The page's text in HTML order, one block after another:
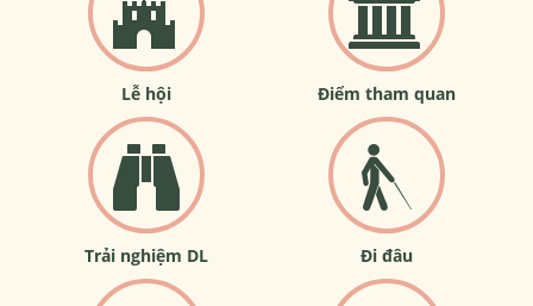
Lễ hội Điểm tham quan
Trải nghiệm DL Đi đâu